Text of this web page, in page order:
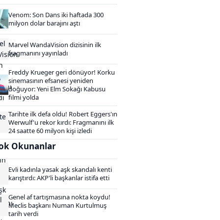
Venom: Son Dans iki haftada 300
milyon dolar barajını aştı
Marvel WandaVision dizisinin ilk
fragmanını yayınladı
Freddy Krueger geri dönüyor! Korku
sinemasının efsanesi yeniden
doğuyor: Yeni Elm Sokağı Kabusu
filmi yolda
Tarihte ilk defa oldu! Robert Eggers'ın
Werwulf'u rekor kırdı: Fragmanını ilk
24 saatte 60 milyon kişi izledi
Okunanlar
Evli kadınla yasak aşk skandalı kenti
karıştırdı: AKP'li başkanlar istifa etti
Genel af tartışmasına nokta koydu!
Meclis başkanı Numan Kurtulmuş
tarih verdi